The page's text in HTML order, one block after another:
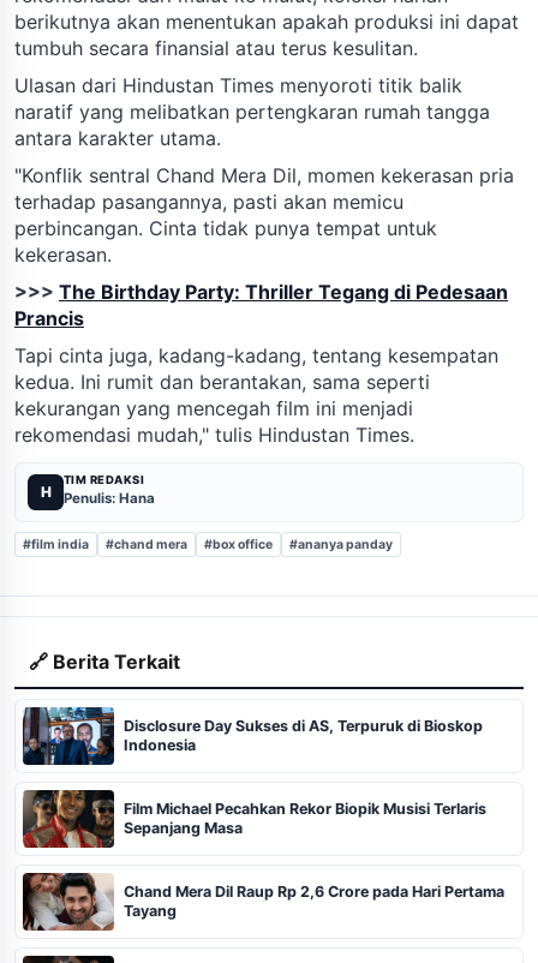
berikutnya akan menentukan apakah produksi ini dapat
tumbuh secara finansial atau terus kesulitan.
Ulasan dari Hindustan Times menyoroti titik balik
naratif yang melibatkan pertengkaran rumah tangga
antara karakter utama.
"Konflik sentral Chand Mera Dil, momen kekerasan pria
terhadap pasangannya, pasti akan memicu
perbincangan. Cinta tidak punya tempat untuk
kekerasan.
>>> The Birthday Party: Thriller Tegang di Pedesaan
Prancis
Tapi cinta juga, kadang-kadang, tentang kesempatan
kedua. Ini rumit dan berantakan, sama seperti
kekurangan yang mencegah film ini menjadi
rekomendasi mudah," tulis Hindustan Times.
H
TIM REDAKSI
Penulis: Hana
#film india #chand mera #box office #ananya panday
🔗 Berita Terkait
Disclosure Day Sukses di AS, Terpuruk di Bioskop
Indonesia
Film Michael Pecahkan Rekor Biopik Musisi Terlaris
Sepanjang Masa
Chand Mera Dil Raup Rp 2,6 Crore pada Hari Pertama
Tayang